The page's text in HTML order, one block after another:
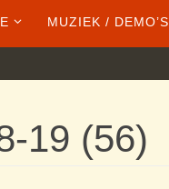
MUZIEK / DEMO’S
19 (56)